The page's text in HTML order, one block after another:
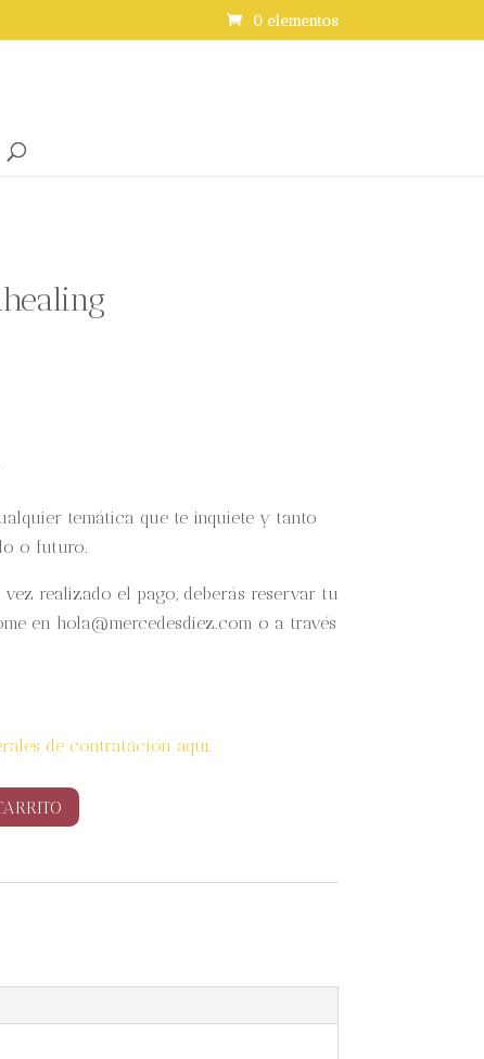
0 elementos
temática que te inquiete y tanto
o futuro.
realizado el pago, deberás reservar tu
en hola@mercedesdiez.com o a través
de contratación aquí.